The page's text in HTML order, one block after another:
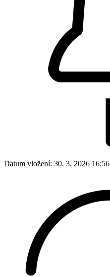
Datum vložení: 30. 3. 2026 16:56